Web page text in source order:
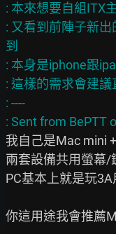
: 本來想要自組ITX
: 又看到前陣子新
到
: 本身是iphone跟
: 這樣的需求會建
: ----
我自己是Mac mini
兩套設備共用螢幕
PC基本上就是玩
你這用途我會推薦